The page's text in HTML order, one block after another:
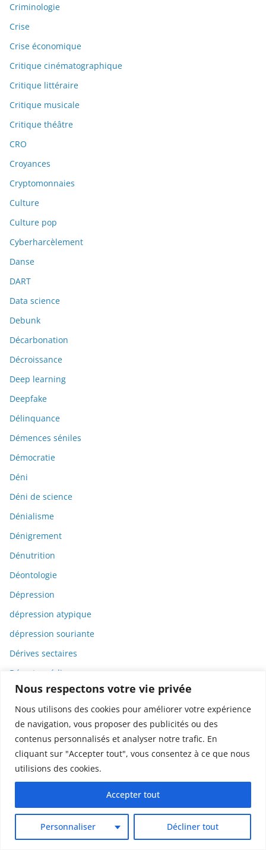
Nous respectons votre vie privée
Nous utilisons des cookies pour améliorer votre expérience
de navigation, vous proposer des publicités ou des
contenus personnalisés et analyser notre trafic. En
cliquant sur "Accepter tout", vous consentez à ce que nous
utilisions des cookies.
Personnaliser Décliner tout
Accepter tout
Criminologie
Crise
Crise économique
Critique cinématographique
Critique littéraire
Critique musicale
Critique théâtre
CRO
Croyances
Cryptomonnaies
Culture
Culture pop
Cyberharcèlement
Danse
DART
Data science
Debunk
Décarbonation
Décroissance
Deep learning
Deepfake
Délinquance
Démences séniles
Démocratie
Déni
Déni de science
Dénialisme
Dénigrement
Dénutrition
Déontologie
Dépression
dépression atypique
dépression souriante
Dérives sectaires
Déserts médicaux
Désinformation
Dessin
Dessins animés
Déterminisme
Detox
Dette immunitaire
Deux-roues